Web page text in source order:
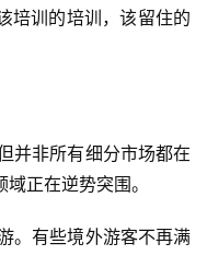
培训的培训，该留住的
并非所有细分市场都在
正在逆势突围。
。有些境外游客不再满